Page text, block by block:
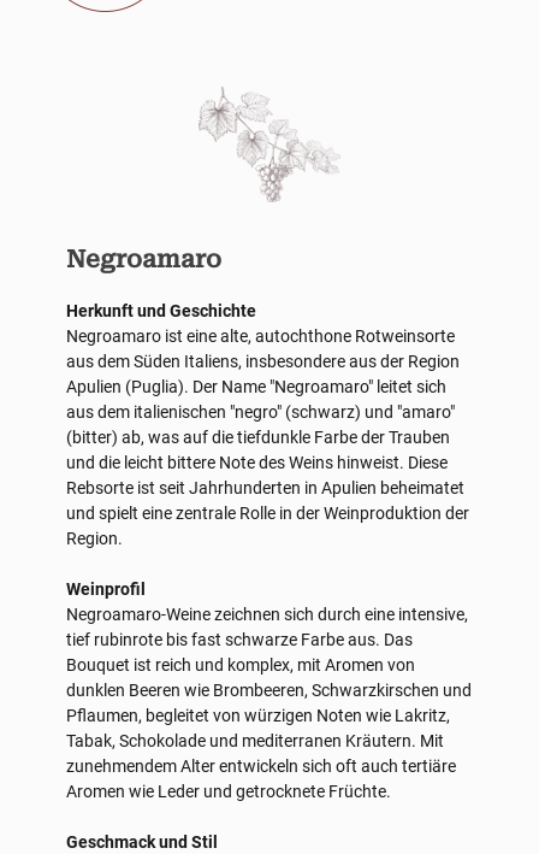
Negroamaro
Herkunft und Geschichte
Negroamaro ist eine alte, autochthone Rotweinsorte
aus dem Süden Italiens, insbesondere aus der Region
Apulien (Puglia). Der Name "Negroamaro" leitet sich
aus dem italienischen "negro" (schwarz) und "amaro"
(bitter) ab, was auf die tiefdunkle Farbe der Trauben
und die leicht bittere Note des Weins hinweist. Diese
Rebsorte ist seit Jahrhunderten in Apulien beheimatet
und spielt eine zentrale Rolle in der Weinproduktion der
Region.
Weinprofil
Negroamaro-Weine zeichnen sich durch eine intensive,
tief rubinrote bis fast schwarze Farbe aus. Das
Bouquet ist reich und komplex, mit Aromen von
dunklen Beeren wie Brombeeren, Schwarzkirschen und
Pflaumen, begleitet von würzigen Noten wie Lakritz,
Tabak, Schokolade und mediterranen Kräutern. Mit
zunehmendem Alter entwickeln sich oft auch tertiäre
Aromen wie Leder und getrocknete Früchte.
Geschmack und Stil